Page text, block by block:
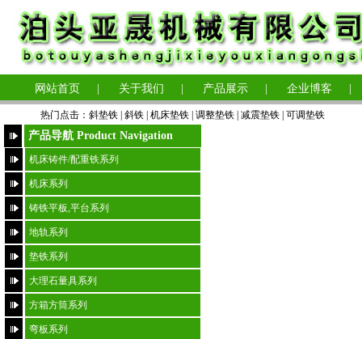
网站首页 关于我们 产品展示 企业博客
热门点击： 斜垫铁 斜铁 | 机床垫铁 调整垫铁 减震垫铁 可调垫铁
产品导航 Product Navigation
机床铸件/配重铁系列
机床系列
铸铁平板,平台系列
地轨系列
垫铁系列
大理石量具系列
方箱方筒系列
弯板系列